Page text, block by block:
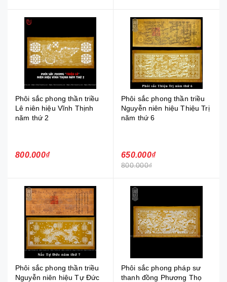
Phôi sắc phong thần triều
Lê niên hiệu Vĩnh Thịnh
năm thứ 2
800.000₫
Phôi sắc phong thần triều
Nguyễn niên hiệu Thiệu Trị
năm thứ 6
650.000₫
800.000₫
Phôi sắc phong thần triều
Nguyễn niên hiệu Tự Đức
Phôi sắc phong pháp sư
thanh đồng Phương Thọ